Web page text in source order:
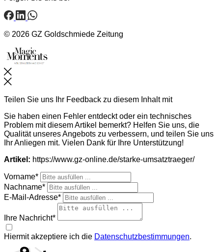
© 2026 GZ Goldschmiede Zeitung
Schließen
Teilen Sie uns Ihr Feedback zu diesem Inhalt mit
Sie haben einen Fehler entdeckt oder ein technisches
Problem mit diesem Artikel bemerkt? Helfen Sie uns, die
Qualität unseres Angebots zu verbessern, und teilen Sie uns
Ihr Anliegen mit. Vielen Dank für Ihre Unterstützung!
Artikel: https://www.gz-online.de/starke-umsatztraeger/
Vorname*
Nachname*
E-Mail-Adresse*
Ihre Nachricht*
Hiermit akzeptiere ich die Datenschutzbestimmungen.